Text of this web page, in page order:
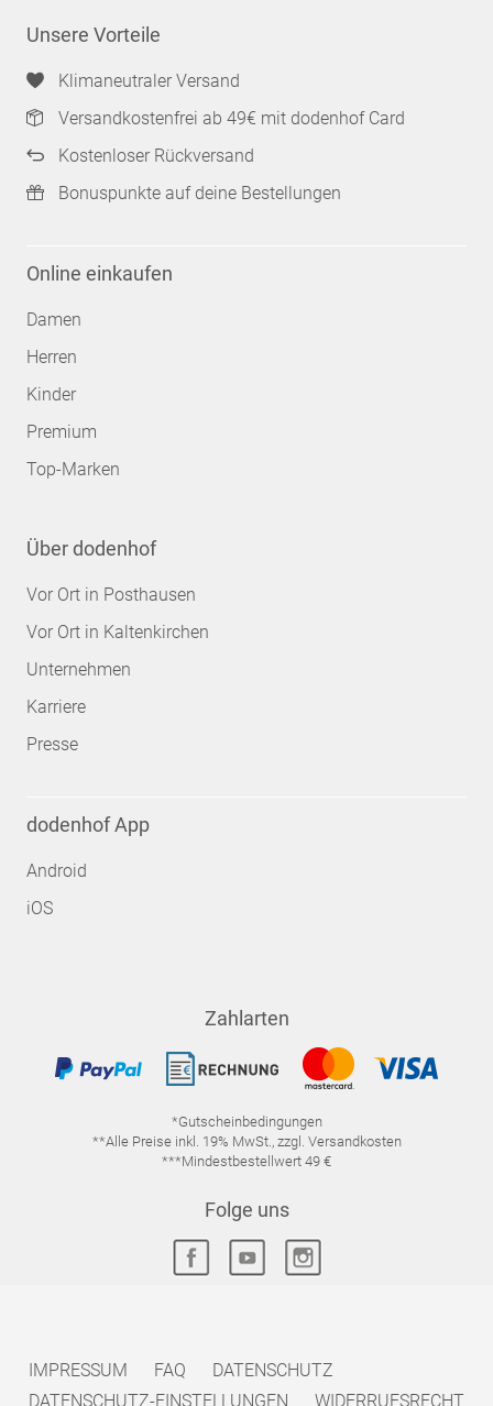
Unsere Vorteile
Klimaneutraler Versand
Versandkostenfrei ab 49€ mit dodenhof Card
Kostenloser Rückversand
Bonuspunkte auf deine Bestellungen
Online einkaufen
Damen
Herren
Kinder
Premium
Top-Marken
Über dodenhof
Vor Ort in Posthausen
Vor Ort in Kaltenkirchen
Unternehmen
Karriere
Presse
dodenhof App
Android
iOS
Zahlarten
*Gutscheinbedingungen
**Alle Preise inkl. 19% MwSt., zzgl. Versandkosten
***Mindestbestellwert 49 €
Folge uns
IMPRESSUM FAQ
DATENSCHUTZ
DATENSCHUTZ-EINSTELLUNGEN
WIDERRUFSRECHT